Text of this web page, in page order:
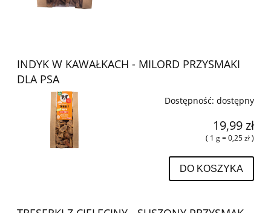
INDYK W KAWAŁKACH - MILORD PRZYSMAKI
DLA PSA
Dostępność: dostępny
19,99 zł
( 1 g = 0,25 zł )
DO KOSZYKA